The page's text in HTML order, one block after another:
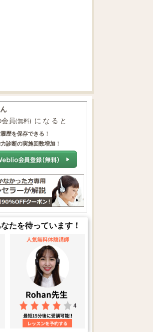
員(無料) になると
歴を保存できる！
診断の実施回数増加！
たを待っています！